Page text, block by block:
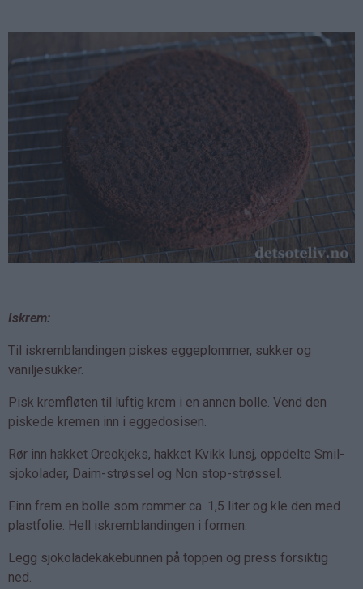
Iskrem:
Til iskremblandingen piskes eggeplommer, sukker og
vaniljesukker.
Pisk kremfløten til luftig krem i en annen bolle. Vend den
piskede kremen inn i eggedosisen.
Rør inn hakket Oreokjeks, hakket Kvikk lunsj, oppdelte Smil-
sjokolader, Daim-strøssel og Non stop-strøssel.
Finn frem en bolle som rommer ca. 1,5 liter og kle den med
plastfolie. Hell iskremblandingen i formen.
Legg sjokoladekakebunnen på toppen og press forsiktig
ned.